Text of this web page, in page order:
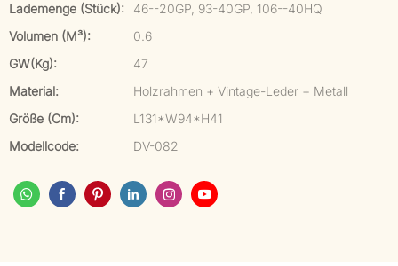
Lademenge (Stück):
46--20GP, 93-40GP, 106--40HQ
Volumen (m³):
0.6
GW(kg):
47
Material:
Holzrahmen + Vintage-Leder + Metall
Größe (cm):
L131*W94*H41
Modellcode:
DV-082